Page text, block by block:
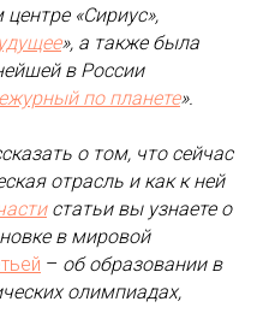
«Сириус»,
», а также была
в России
по планете».
о том, что сейчас
отрасль и как к ней
статьи вы узнаете о
в мировой
– об образовании в
олимпиадах,